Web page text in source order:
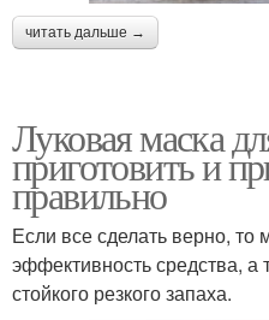
читать дальше →
Луковая маска
приготовить и
правильно
Если все сделать верно, то
эффективность средства, а
стойкого резкого запаха.